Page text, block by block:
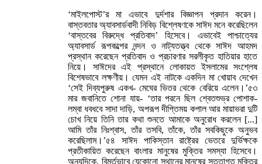
‘মাইলপোস্ট’র মা এভাবে দুর্দশার বিজ্ঞাপন প্রদান করেন।
বাস্তবতার অ্যাবসার্ডবাদী নিবিড় বিশ্লেষণকে সাঈদ মনে করেছিলেন
‘বাস্তবের বিরুদ্ধে প্রতিবাদ’ হিসেবে। এভাবেই পাশ্চাত্যের
অ্যাবসার্ড রূপকল্পের নন্দন ও নাট্যতত্ত্ব থেকে সাঈদ আহমদ
প্রস্থান করেছেন প্রতিবাদ ও প্রচারণার সরলীকৃত হাতিয়ার হাতে
নিয়ে। সাঈদের এই প্রস্থানে লোকায়ত ইসলামের সংশ্লেষ
বিশেষভাবে লক্ষণীয়। যেমন এই নাটকে একদিন মা খোয়াব দেখেন
‘সেই দিব্যপুরুষ একখ- মেঘের ভিতর থেকে বেরিয়ে এলেন।’৫৩
মার জবানিতে শোনা যায়- ‘তার পরনে ছিল শ্বেতশুভ্র পোশাক-
লম্বা ধবধবে সাদা দাড়ি, অপরূপ দীপ্তিময় কপাল আর মায়াভরা দুটি
চোখ নিয়ে তিনি তার কথা শুনতে আমাকে অনুরোধ করলেন [...]
আমি তাঁর নিঃশ্বাস, তাঁর তসবি, তাঁকে, তাঁর সবকিছুকে অনুভব
করেছিলাম।’৫৪ সাঈদ পাকিস্তান রাষ্ট্রের ভেতরে দুর্ভিক্ষকে
প্রতীকায়িত করেছেন বাংলার মানুষের মুক্তির সমস্যা হিসেবে।
অন্যদিকে, বিমূর্তভাবে যেকোনো স্থানের মানুষের সত্তাগত মুক্তির